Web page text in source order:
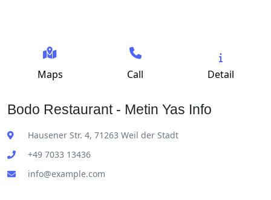
Maps Call Detail
Bodo Restaurant - Metin Yas Info
Hausener Str. 4, 71263 Weil der Stadt
+49 7033 13436
info@example.com